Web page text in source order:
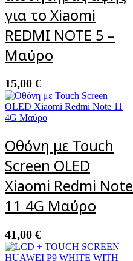
για το Xiaomi
REDMI NOTE 5 –
Μαύρο
15,00 €
Οθόνη με Touch
Screen OLED
Xiaomi Redmi Note
11 4G Μαύρο
41,00 €